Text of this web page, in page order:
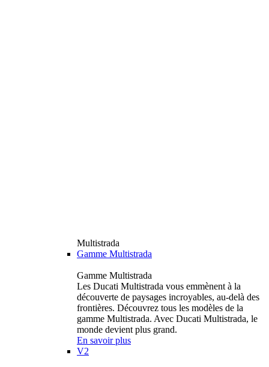
Multistrada
Gamme Multistrada
Gamme Multistrada
Les Ducati Multistrada vous emmènent à la
découverte de paysages incroyables, au-delà des
frontières. Découvrez tous les modèles de la
gamme Multistrada. Avec Ducati Multistrada, le
monde devient plus grand.
En savoir plus
V2